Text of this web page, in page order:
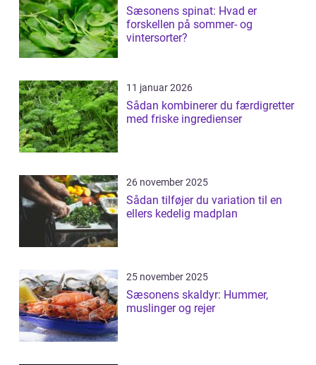
Sæsonens spinat: Hvad er
forskellen på sommer- og
vintersorter?
11 januar 2026
Sådan kombinerer du færdigretter
med friske ingredienser
26 november 2025
Sådan tilføjer du variation til en
ellers kedelig madplan
25 november 2025
Sæsonens skaldyr: Hummer,
muslinger og rejer